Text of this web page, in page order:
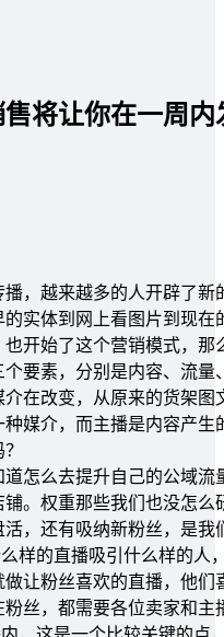
将让你在一周
，越来越多的人开辟了
实体到网上看图片到现
开始了这个营销模式，
要素，分别是内容、流
在改变，从原来的货架
媒介，而主播是内容产生
怎么去提升自己的公域
。权重那些我们也没怎
，还有吸纳新粉丝，是我
样的直播吸引什么样的
让粉丝喜欢的直播，他
丝，都需要各位卖家和主